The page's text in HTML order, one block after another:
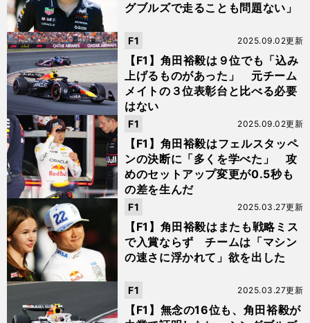
グブルズで走ることも問題ない」
【F1】角田裕毅は９位でも「込み
上げるものがあった」 元チーム
メイトの３位表彰台と比べる必要
はない
2025.09.02更新
F1
【F1】角田裕毅はフェルスタッペ
ンの決断に「多くを学べた」 攻
めのセットアップ変更が0.5秒も
の差を生んだ
2025.09.02更新
F1
【F1】角田裕毅はまたも戦略ミス
で入賞ならず チームは「マシン
の速さに浮かれて」欲を出した
2025.03.27更新
F1
【F1】無念の16位も、角田裕毅が
2025.03.27更新
F1